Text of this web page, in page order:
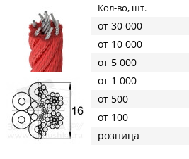
Кол-во, шт.
от 30 000
от 10 000
от 5 000
от 1 000
от 500
от 100
розница